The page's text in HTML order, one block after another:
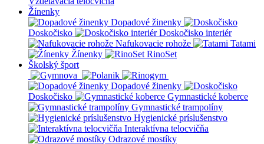
Žínenky
Dopadové žinenky
Doskočisko
Doskočisko interiér
Nafukovacie rohože
Tatami
Žínenky
RinoSet
Školský šport
Dopadové žinenky
Doskočisko
Gymnastické koberce
Gymnastické trampolíny
Hygienické príslušenstvo
Interaktívna telocvičňa
Odrazové mostíky